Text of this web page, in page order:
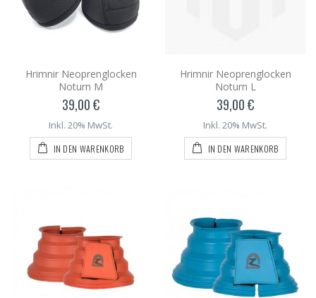
Hrimnir Neoprenglocken
Noturn M
39,00 €
Inkl. 20% MwSt.
IN DEN WARENKORB
Hrimnir Neoprenglocken
Noturn L
39,00 €
Inkl. 20% MwSt.
IN DEN WARENKORB